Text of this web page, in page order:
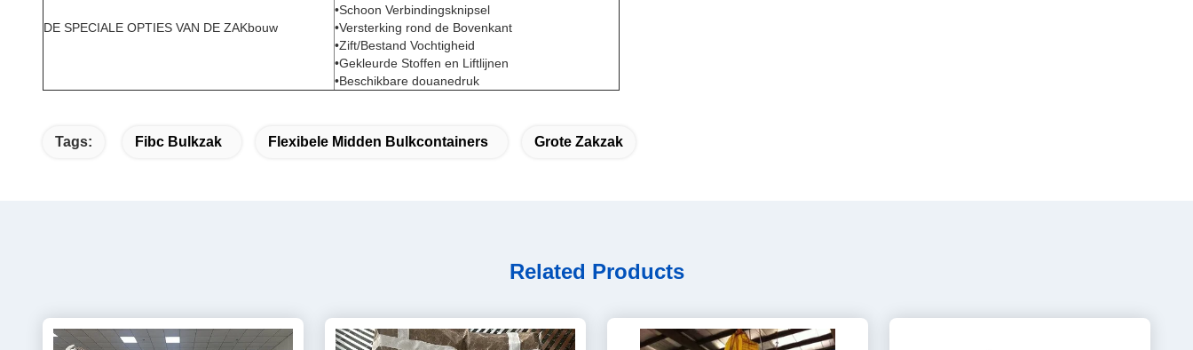
DE SPECIALE OPTIES VAN DE ZAKbouw
•Schoon Verbindingsknipsel
•Versterking rond de Bovenkant
•Zift/Bestand Vochtigheid
•Gekleurde Stoffen en Liftlijnen
•Beschikbare douanedruk
Tags: Fibc Bulkzak Flexibele Midden Bulkcontainers Grote Zakzak
Related Products